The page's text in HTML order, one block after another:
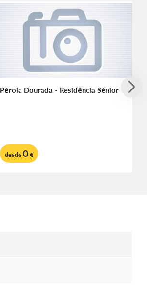
Pérola Dourada - Residência Sénior
desde0€